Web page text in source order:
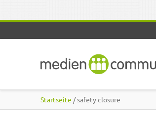
Startseite / safety closure